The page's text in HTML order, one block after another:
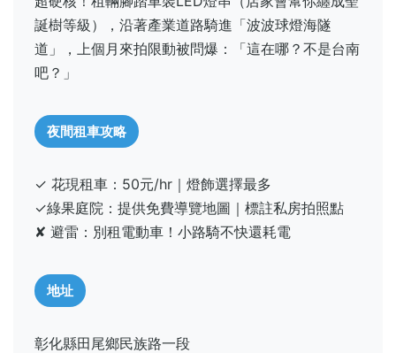
誕樹等級），沿著產業道路騎進「波波球燈海隧
道」，上個月來拍限動被問爆：「這在哪？不是台南
吧？」
夜間租車攻略
✓ 花現租車：50元/hr｜燈飾選擇最多
✓綠果庭院：提供免費導覽地圖｜標註私房拍照點
✘ 避雷：別租電動車！小路騎不快還耗電
地址
彰化縣田尾鄉民族路一段